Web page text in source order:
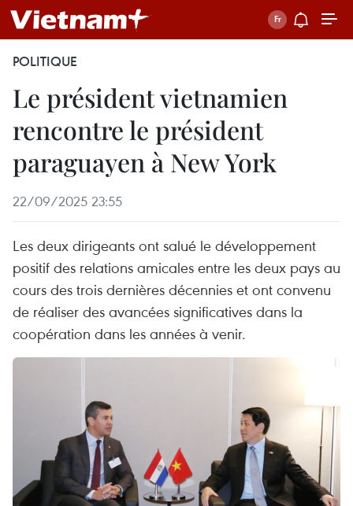
POLITIQUE
Le président vietnamien
rencontre le président
paraguayen à New York
22/09/2025 23:55
Les deux dirigeants ont salué le développement
positif des relations amicales entre les deux pays au
cours des trois dernières décennies et ont convenu
de réaliser des avancées significatives dans la
coopération dans les années à venir.